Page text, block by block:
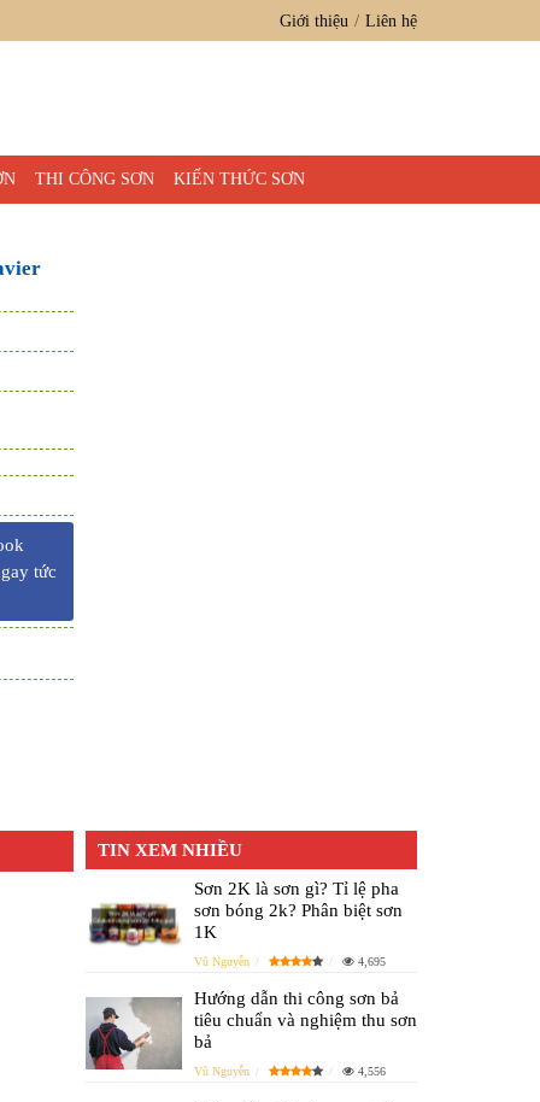
Giới thiệu Liên hệ
THI CÔNG SƠN KIẾN THỨC SƠN
tức
TIN XEM NHIỀU
Sơn 2K là sơn gì? Tỉ lệ pha
sơn bóng 2k? Phân biệt sơn
1K
Vũ Nguyễn 4,695
Hướng dẫn thi công sơn bả
tiêu chuẩn và nghiệm thu sơn
bả
Vũ Nguyễn 4,556